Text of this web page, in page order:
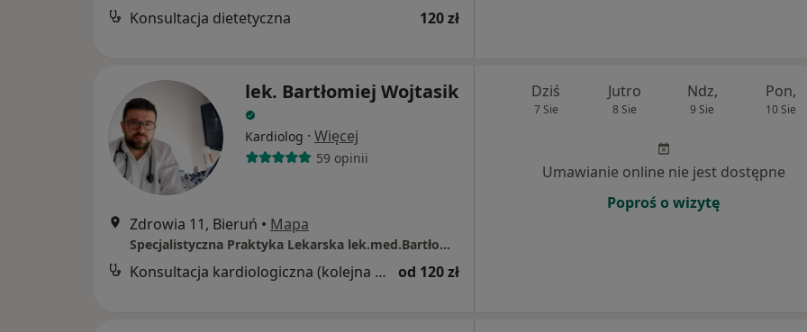
Konsultacja dietetyczna 120 zł
lek. Bartłomiej Wojtasik
Kardiolog · Więcej
59 opinii
Zdrowia 11, Bieruń • Mapa
Specjalistyczna Praktyka Lekarska lek.med.Bartłomiej Wojtasik
Konsultacja kardiologiczna (kolejna wizyta) od 120 zł
Dziś
7 Sie
Jutro
8 Sie
Ndz,
9 Sie
Pon,
10 Sie
Umawianie online nie jest dostępne
Poproś o wizytę